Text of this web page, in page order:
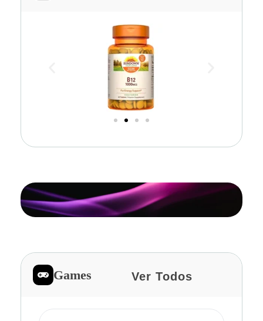
Games Ver Todos